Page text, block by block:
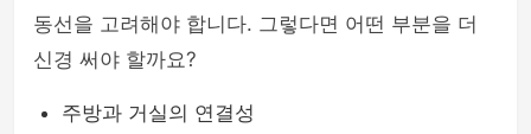
동선을 고려해야 합니다. 그렇다면 어떤 부분을 더
신경 써야 할까요?
주방과 거실의 연결성